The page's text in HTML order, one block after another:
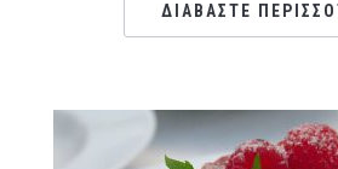
ΔΙΑΒΑΣΤΕ